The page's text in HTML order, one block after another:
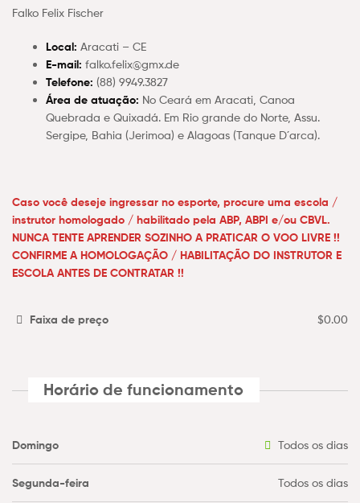
Falko Felix Fischer
Local: Aracati – CE
E-mail: falko.felix@gmx.de
Telefone: (88) 9949.3827
Área de atuação: No Ceará em Aracati, Canoa
Quebrada e Quixadá. Em Rio grande do Norte, Assu.
Sergipe, Bahia (Jerimoa) e Alagoas (Tanque D´arca).
Caso você deseje ingressar no esporte, procure uma escola /
instrutor homologado / habilitado pela ABP, ABPI e/ou CBVL.
NUNCA TENTE APRENDER SOZINHO A PRATICAR O VOO LIVRE !!
CONFIRME A HOMOLOGAÇÃO / HABILITAÇÃO DO INSTRUTOR E
ESCOLA ANTES DE CONTRATAR !!
Faixa de preço $0.00
Horário de funcionamento
Domingo Todos os dias
Segunda-feira Todos os dias